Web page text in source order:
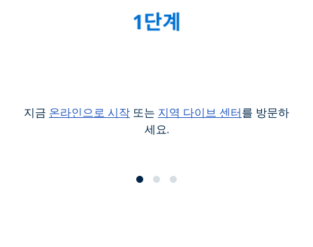
지금 온라인으로 시작 또는 지역 다이브 센터를 방문하
세요.